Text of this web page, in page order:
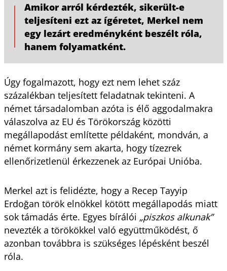
Amikor arról kérdezték, sikerült-e
teljesíteni ezt az ígéretet, Merkel nem
egy lezárt eredményként beszélt róla,
hanem folyamatként.
Úgy fogalmazott, hogy ezt nem lehet száz
százalékban teljesített feladatnak tekinteni. A
német társadalomban azóta is élő aggodalmakra
válaszolva az EU és Törökország közötti
megállapodást említette példaként, mondván, a
német kormány sem akarta, hogy tízezrek
ellenőrizetlenül érkezzenek az Európai Unióba.
Merkel azt is felidézte, hogy a Recep Tayyip
Erdoğan török elnökkel kötött megállapodás miatt
sok támadás érte. Egyes bírálói „piszkos alkunak”
nevezték a törökökkel való együttműködést, ő
azonban továbbra is szükséges lépésként beszél
róla.